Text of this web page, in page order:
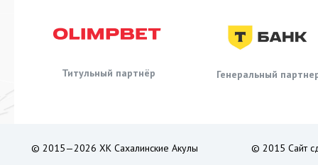
Титульный партнёр Генеральный
© 2015—2026 ХК Сахалинские Акулы © 2015 Сайт